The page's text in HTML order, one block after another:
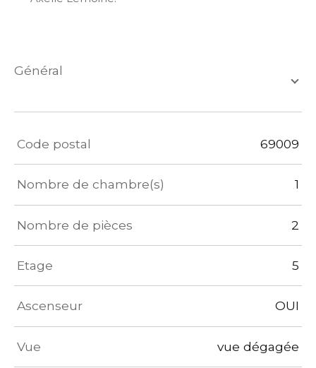
général
TRAD_ZEPHYR_Caracteristique TRAD_ZEPHYR_Valeurs
Code postal 69009
Nombre de chambre(s) 1
Nombre de pièces 2
Etage 5
Ascenseur OUI
Vue vue dégagée